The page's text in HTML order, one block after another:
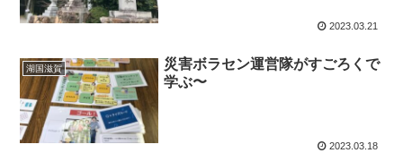
2023.03.21
湖国滋賀
災害ボラセン運営隊がすごろくで
学ぶ〜
2023.03.18